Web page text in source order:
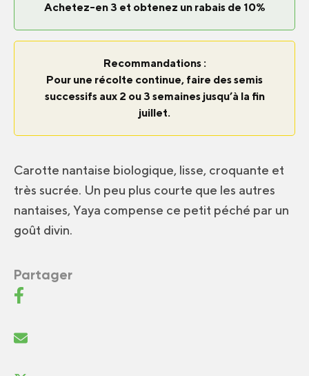
Achetez-en 3 et obtenez un rabais de 10%
Recommandations :
Pour une récolte continue, faire des semis
successifs aux 2 ou 3 semaines jusqu’à la fin
juillet.
Carotte nantaise biologique, lisse, croquante et
très sucrée. Un peu plus courte que les autres
nantaises, Yaya compense ce petit péché par un
goût divin.
Partager